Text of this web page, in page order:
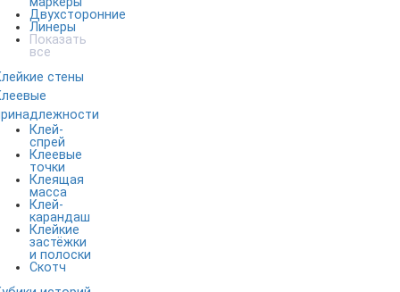
Двухсторонние
Линеры
Показать
все
стены
Клей-
спрей
Клеевые
точки
Клеящая
масса
Клей-
карандаш
Клейкие
застёжки
и полоски
Скотч